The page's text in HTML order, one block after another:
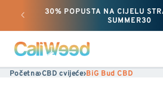
Preskoči
i
preskoči
na
sadržaj
30% POPUSTA NA CIJELU
SUMMER30
Početna›CBD cvijeće›BiG Bud CBD